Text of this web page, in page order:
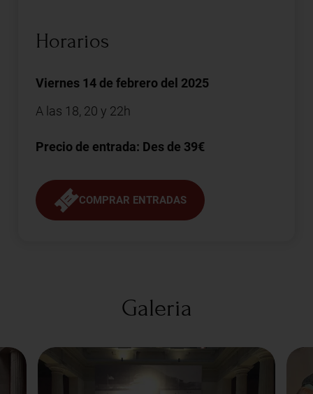
Horarios
Viernes 14 de febrero del 2025
A las 18, 20 y 22h
Precio de entrada: Des de 39€
COMPRAR ENTRADAS
Galeria